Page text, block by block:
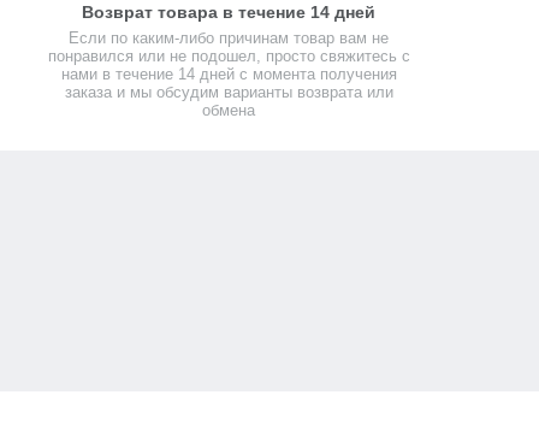
Возврат товара в течение 14 дней
Если по каким-либо причинам товар вам не
понравился или не подошел, просто свяжитесь с
нами в течение 14 дней с момента получения
заказа и мы обсудим варианты возврата или
обмена